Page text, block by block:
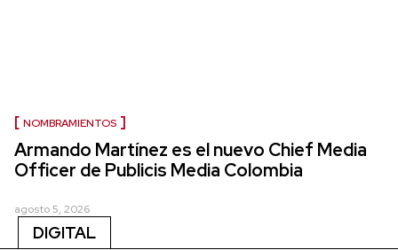
NOMBRAMIENTOS
Armando Martínez es el nuevo Chief Media
Officer de Publicis Media Colombia
agosto 5, 2026
DIGITAL